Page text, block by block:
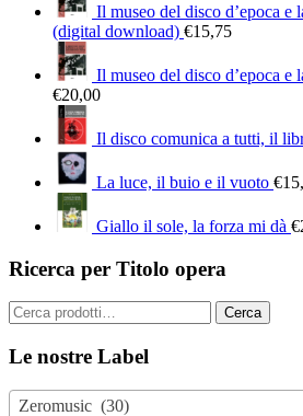
Il museo del disco d’epoca e
(digital download) €15,75
Il museo del disco d’epoca e
€20,00
Il disco comunica a tutti, il
La luce, il buio e il vuoto €
Giallo il sole, la forza mi dà €
Ricerca per Titolo opera
Cerca: Cerca
Le nostre Label
Zeromusic (30)